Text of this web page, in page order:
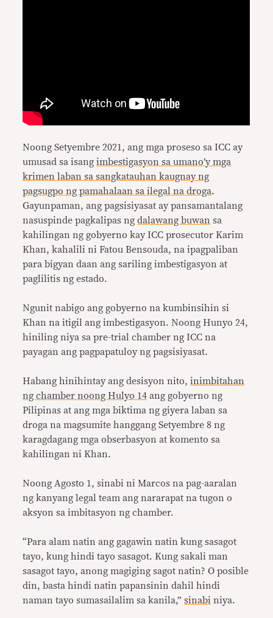
Noong Setyembre 2021, ang mga proseso sa ICC ay
umusad sa isangimbestigasyon sa umano’y mga
krimen laban sa sangkatauhan kaugnay ng
pagsugpo ng pamahalaan sa ilegal na droga.
Gayunpaman, ang pagsisiyasat ay pansamantalang
nasuspinde pagkalipas ngdalawang buwan sa
kahilingan ng gobyerno kay ICC prosecutor Karim
Khan, kahalili ni Fatou Bensouda, na ipagpaliban
para bigyan daan ang sariling imbestigasyon at
paglilitis ng estado.
Ngunit nabigo ang gobyerno na kumbinsihin si
Khan na itigil ang imbestigasyon. Noong Hunyo 24,
hiniling niya sa pre-trial chamber ng ICC na
payagan ang pagpapatuloy ng pagsisiyasat.
Habang hinihintay ang desisyon nito,inimbitahan
ng chamber noong Hulyo 14 ang gobyerno ng
Pilipinas at ang mga biktima ng giyera laban sa
droga na magsumite hanggang Setyembre 8 ng
karagdagang mga obserbasyon at komento sa
kahilingan ni Khan.
Noong Agosto 1, sinabi ni Marcos na pag-aaralan
ng kanyang legal team ang nararapat na tugon o
aksyon sa imbitasyon ng chamber.
“Para alam natin ang gagawin natin kung sasagot
tayo, kung hindi tayo sasagot. Kung sakali man
sasagot tayo, anong magiging sagot natin? O posible
din, basta hindi natin papansinin dahil hindi
naman tayo sumasailalim sa kanila,”sinabi niya.